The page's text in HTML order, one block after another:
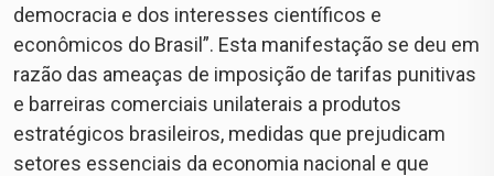
democracia e dos interesses científicos e
econômicos do Brasil”. Esta manifestação se deu em
razão das ameaças de imposição de tarifas punitivas
e barreiras comerciais unilaterais a produtos
estratégicos brasileiros, medidas que prejudicam
setores essenciais da economia nacional e que